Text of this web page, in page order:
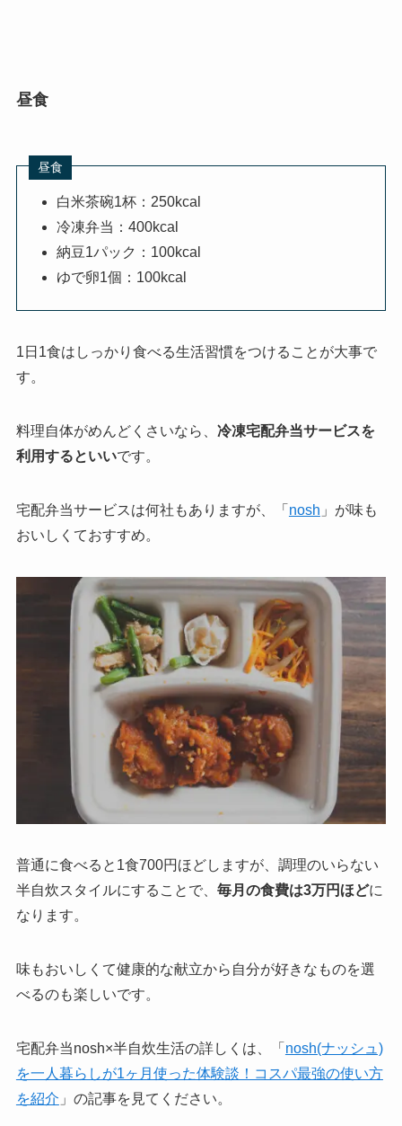
昼食
昼食
白米茶碗1杯：250kcal
冷凍弁当：400kcal
納豆1パック：100kcal
ゆで卵1個：100kcal
1日1食はしっかり食べる生活習慣をつけることが大事で
す。
料理自体がめんどくさいなら、 冷凍宅配弁当サービスを
利用するといいです。
宅配弁当サービスは何社もありますが、「 nosh 」が味も
おいしくておすすめ。
普通に食べると1食700円ほどしますが、調理のいらない
半自炊スタイルにすることで、 毎月の食費は3万円ほどに
なります。
味もおいしくて健康的な献立から自分が好きなものを選
べるのも楽しいです。
宅配弁当nosh×半自炊生活の詳しくは、「 nosh(ナッシュ)
を一人暮らしが1ヶ月使った体験談！コスパ最強の使い方
を紹介 」の記事を見てください。